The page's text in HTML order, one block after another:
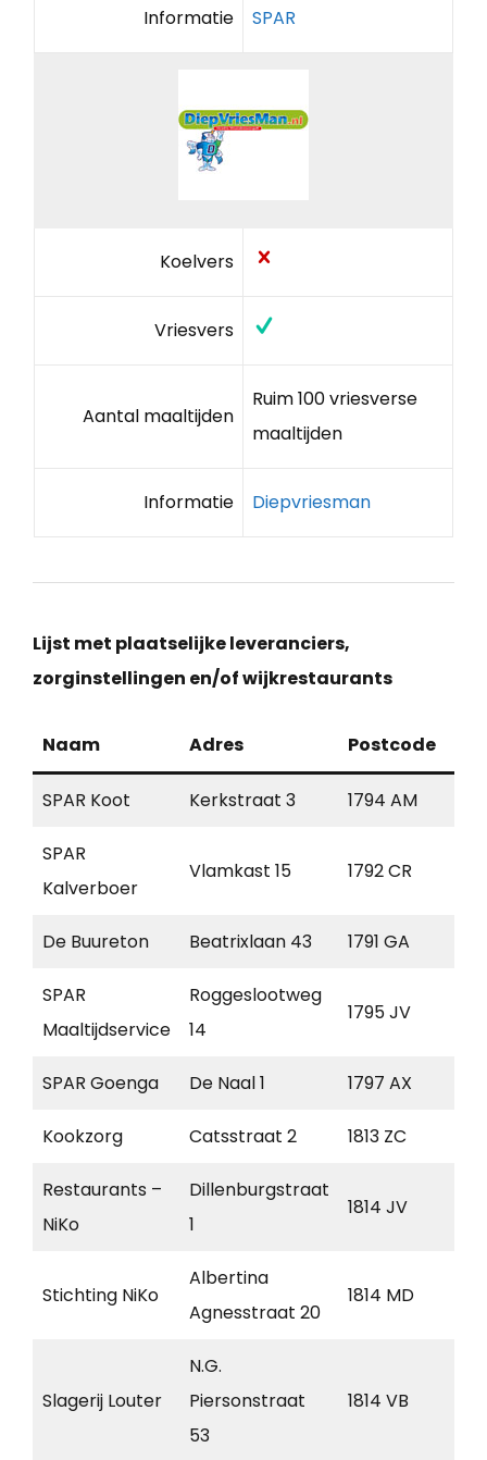
Informatie SPAR
Koelvers
Vriesvers
Aantal maaltijden
Ruim 100 vriesverse
maaltijden
Informatie Diepvriesman
Lijst met plaatselijke leveranciers,
zorginstellingen en/of wijkrestaurants
Naam Adres Postcode
SPAR Koot Kerkstraat 3 1794 AM
SPAR
Kalverboer
Vlamkast 15 1792 CR
De Buureton Beatrixlaan 43 1791 GA
SPAR
Maaltijdservice
Roggeslootweg
14
1795 JV
SPAR Goenga De Naal 1 1797 AX
Kookzorg Catsstraat 2 1813 ZC
Restaurants –
NiKo
Dillenburgstraat
1
1814 JV
Stichting NiKo
Albertina
Agnesstraat 20
1814 MD
Slagerij Louter
N.G.
Piersonstraat
53
1814 VB